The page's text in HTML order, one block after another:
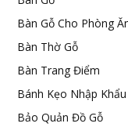
Bàn Gỗ Cho Phòng
Bàn Thờ Gỗ
Bàn Trang Điểm
Bánh Kẹo Nhập Khẩu
Bảo Quản Đồ Gỗ